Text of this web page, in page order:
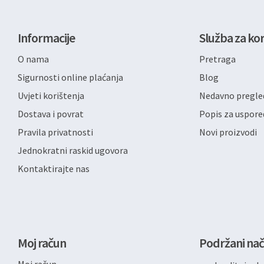
Informacije
O nama
Sigurnosti online plaćanja
Uvjeti korištenja
Dostava i povrat
Pravila privatnosti
Jednokratni raskid ugovora
Kontaktirajte nas
Služba za
Pretraga
Blog
Nedavno
Popis za
Novi proizvodi
Moj račun Podržani